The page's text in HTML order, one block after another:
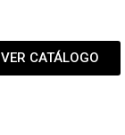
VER CATÁLOGO